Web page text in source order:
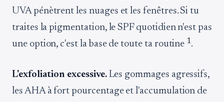
UVA pénètrent les nuages et les fenêtres. Si tu
traites la pigmentation, le SPF quotidien n'est pas
une option, c'est la base de toute ta routine1.
L'exfoliation excessive.Les gommages agressifs,
les AHA à fort pourcentage et l'accumulation de